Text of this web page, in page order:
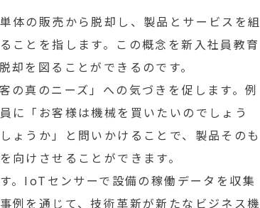
体の販売から脱却し、製品とサービスを組
ことを指します。この概念を新入社員教育
を図ることができるのです。
の真のニーズ」への気づきを促します。例
に「お客様は機械を買いたいのでしょう
ょうか」と問いかけることで、製品そのも
向けさせることができます。
。IoTセンサーで設備の稼働データを収集
例を通じて、技術革新が新たなビジネス機